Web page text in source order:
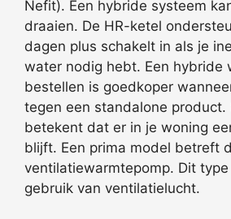
Nefit). Een hybride systeem
draaien. De HR-ketel
dagen plus schakelt in als je
water nodig hebt. Een hybride
bestellen is goedkoper
tegen een standalone product.
betekent dat er in je woning
blijft. Een prima model betreft
ventilatiewarmtepomp. Dit
gebruik van ventilatielucht.